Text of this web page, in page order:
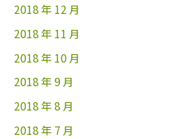
2018 年 12 月
2018 年 11 月
2018 年 10 月
2018 年 9 月
2018 年 8 月
2018 年 7 月